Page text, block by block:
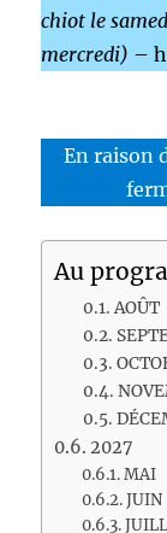
chiot le
mercredi) –
En raison
Au
AOÛT
2027
MAI
JUIN